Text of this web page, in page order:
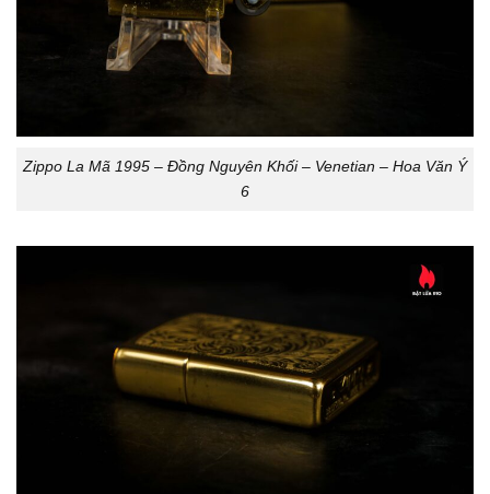
Zippo La Mã 1995 – Đồng Nguyên Khối – Venetian – Hoa Văn Ý
6